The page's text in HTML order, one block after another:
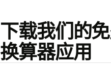
下载我们的
换算器应用